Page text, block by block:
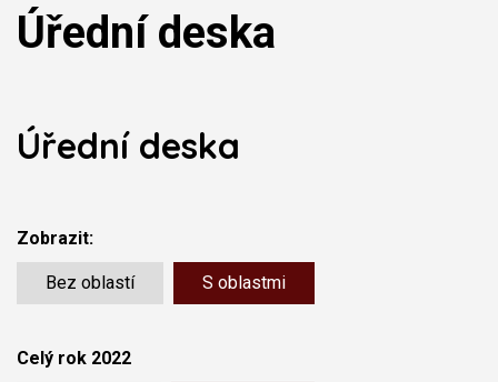
Úřední deska
Úřední deska
Zobrazit:
Bez oblastí S oblastmi
Celý rok 2022